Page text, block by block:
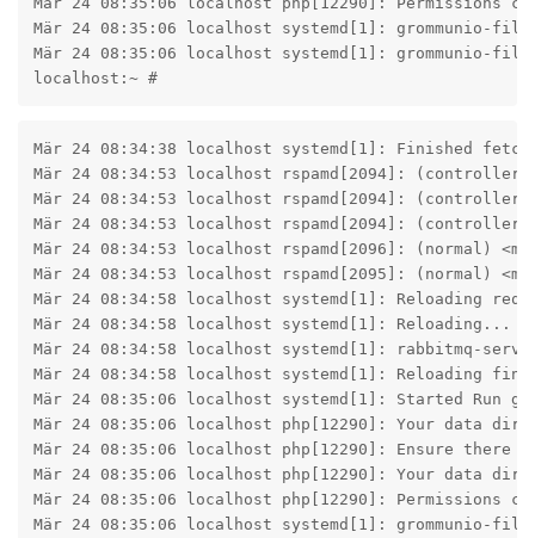
Mär 24 08:35:06 localhost systemd[1]: grommunio-
Mär 24 08:35:06 localhost systemd[1]:
localhost:~ #
Mär 24 08:34:38 localhost systemd[1]: Finished
Mär 24 08:34:53 localhost rspamd[2094]:
Mär 24 08:34:53 localhost rspamd[2094]:
Mär 24 08:34:53 localhost rspamd[2094]: (controller)
Mär 24 08:34:53 localhost rspamd[2096]: (normal)
Mär 24 08:34:53 localhost rspamd[2095]: (normal)
Mär 24 08:34:58 localhost systemd[1]: Reloading
Mär 24 08:34:58 localhost systemd[1]: Reloading...
Mär 24 08:34:58 localhost systemd[1]: rabbitmq-
Mär 24 08:34:58 localhost systemd[1]: Reloading
Mär 24 08:35:06 localhost systemd[1]: Started Run
Mär 24 08:35:06 localhost php[12290]: Your data
Mär 24 08:35:06 localhost php[12290]: Ensure
Mär 24 08:35:06 localhost php[12290]: Your data
Mär 24 08:35:06 localhost php[12290]: Permissions
Mär 24 08:35:06 localhost systemd[1]: grommunio-